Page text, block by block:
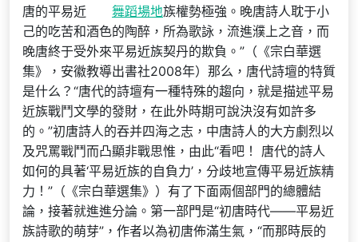
唐的平易近
舞蹈場地族權勢極強。晚唐詩人耽于小
己的吃苦和酒色的陶醉，所為歌詠，流進濮上之音，而
晚唐終于受外來平易近族契丹的欺負。”（《宗白華選
集》，安徽教導出書社2008年）那么，唐代詩壇的特質
是什么？“唐代的詩壇有一種特殊的趨向，就是描述平易
近族戰鬥文學的發財，在此外時期可說決沒有如許多
的。”初唐詩人的吞并四海之志，中唐詩人的大方劇烈以
及咒罵戰鬥而凸顯非戰思惟，由此“看吧！ 唐代的詩人
如何的具著‘平易近族的自負力’，分歧地宣傳平易近族精
力！”（《宗白華選集》）有了下面兩個部門的總體結
論，接著就進進分論。第一部門是“初唐時代——平易近
族詩歌的萌芽”，作者以為初唐佈滿生氣，“而那時辰的